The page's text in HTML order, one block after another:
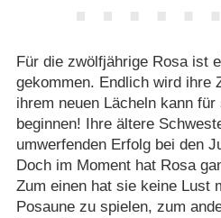
Für die zwölfjährige Rosa ist
gekommen. Endlich wird ihre
ihrem neuen Lächeln kann
beginnen! Ihre ältere
umwerfenden Erfolg bei den
Doch im Moment hat Rosa
Zum einen hat sie keine Lust
Posaune zu spielen, zum